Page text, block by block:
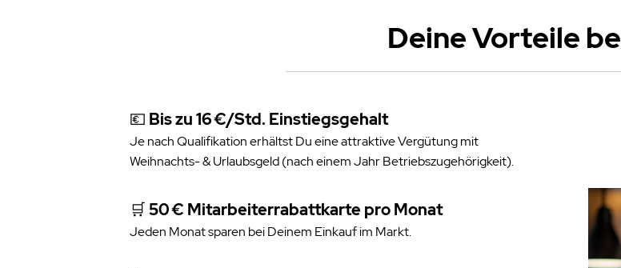
Deine Vorteile be
💶 Bis zu 16 €/Std. Einstiegsgehalt
Je nach Qualifikation erhältst Du eine attraktive Vergütung mit
Weihnachts- & Urlaubsgeld (nach einem Jahr Betriebszugehörigkeit).
🛒50 € Mitarbeiterrabattkarte pro Monat
Jeden Monat sparen bei Deinem Einkauf im Markt.